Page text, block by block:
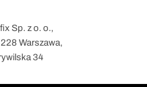
Sp. z o. o.,
Warszawa,
34